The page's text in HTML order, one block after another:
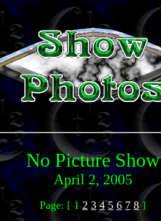
No Picture Show
April 2, 2005
Page: [ 12 3 4 5 6 7 8 ]